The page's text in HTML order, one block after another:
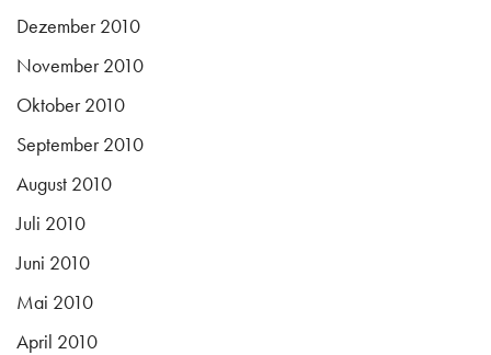
Dezember 2010
November 2010
Oktober 2010
September 2010
August 2010
Juli 2010
Juni 2010
Mai 2010
April 2010